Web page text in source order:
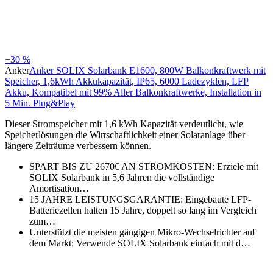
−30 %
AnkerAnker SOLIX Solarbank E1600, 800W Balkonkraftwerk mit
Speicher, 1,6kWh Akkukapazität, IP65, 6000 Ladezyklen, LFP
Akku, Kompatibel mit 99% Aller Balkonkraftwerke, Installation in
5 Min. Plug&Play
Dieser Stromspeicher mit 1,6 kWh Kapazität verdeutlicht, wie
Speicherlösungen die Wirtschaftlichkeit einer Solaranlage über
längere Zeiträume verbessern können.
SPART BIS ZU 2670€ AN STROMKOSTEN: Erziele mit
SOLIX Solarbank in 5,6 Jahren die vollständige
Amortisation…
15 JAHRE LEISTUNGSGARANTIE: Eingebaute LFP-
Batteriezellen halten 15 Jahre, doppelt so lang im Vergleich
zum…
Unterstützt die meisten gängigen Mikro-Wechselrichter auf
dem Markt: Verwende SOLIX Solarbank einfach mit d…